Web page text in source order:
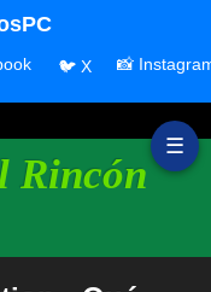
☰
Rincón
🐦 X 📸